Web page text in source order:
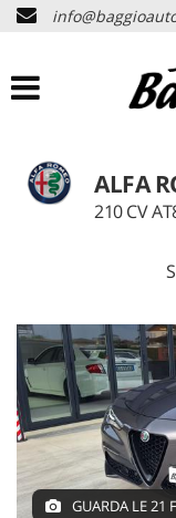
AZIENDA
LISTA VEICOLI
SERVIZI
CONTATTI
NEWS
ALFA
210 CV
GUARDA LE 21